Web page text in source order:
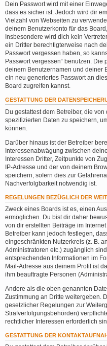
Dein Passwort wird mit einer
dass es sicher ist. Jedoch wird dir
Vielzahl von Webseiten zu
deinem Benutzerkonto für das
Insbesondere wird dich kein
ein Dritter berechtigterweise nach
Passwort vergessen haben, so
Passwort vergessen“ benutzen.
deinem Benutzernamen und deiner
ein neu generiertes Passwort an
Board zugreifen kannst.
GESTATTUNG DER
Du gestattest dem Betreiber, die
spezifizierten Daten zu speichern,
können.
Darüber hinaus ist der Betreiber
Interessenabwägung zwischen
Interessen Dritter, Zeitpunkte von
IP-Adresse und der von deinem
speichern, sofern dies zur
Nachverfolgbarkeit notwendig ist.
REGELUNGEN BEZÜGLICH DER
Zweck eines Boards ist es, einen
ermöglichen. Du bist dir daher
von dir erstellten Beiträge im
Betreiber kann jedoch festlegen,
eingeschränkten Nutzerkreis (z. B.
Administratoren etc.) zugänglich
entsprechenden Informationen im
Mail-Adresse aus deinem Profil ist
ihm beauftragte Personen
Andere als die oben genannten
Zustimmung an Dritte weitergeben.
gesetzlicher Regelungen zur
Strafverfolgungsbehörden)
rechtlicher Interessen erforderlich
GESTATTUNG DER